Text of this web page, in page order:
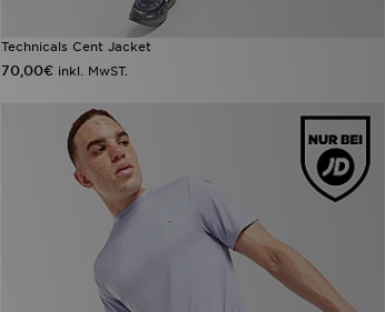
Technicals Cent Jacket
70,00€ inkl. MwST.